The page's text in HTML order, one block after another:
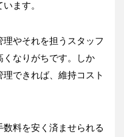
ます。
やそれを担うスタッフ
くなりがちです。しか
できれば、維持コスト
料を安く済ませられる